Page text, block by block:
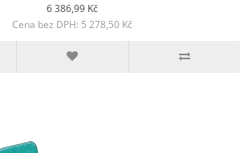
6 386,99 Kč
Cena bez DPH: 5 278,50 Kč